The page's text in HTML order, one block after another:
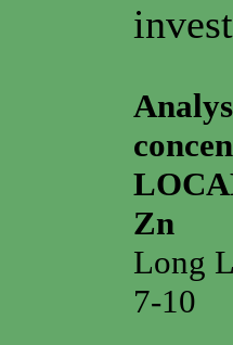
Zn
Long
7-10